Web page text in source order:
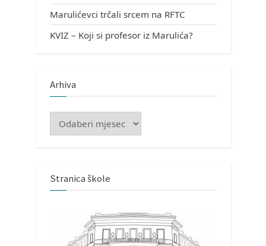
Marulićevci trčali srcem na RFTC
KVIZ – Koji si profesor iz Marulića?
Arhiva
Arhiva
Stranica škole